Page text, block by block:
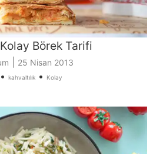
Börek Tarifi
25 Nisan 2013
kahvaltılık• Kolay